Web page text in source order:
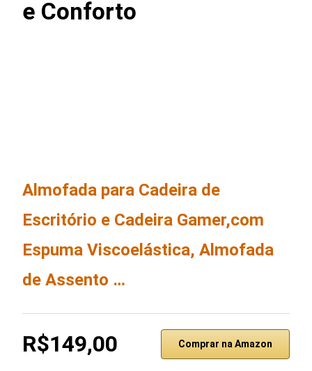
e Conforto
Almofada para Cadeira de
Escritório e Cadeira Gamer,com
Espuma Viscoelástica, Almofada
de Assento …
R$149,00 Comprar na Amazon